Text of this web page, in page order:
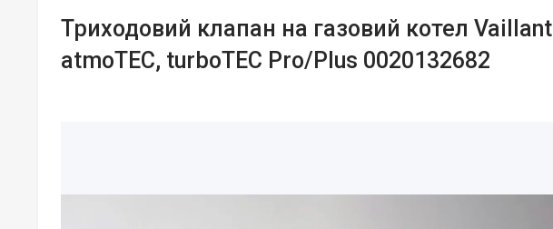
Триходовий клапан на газовий котел Vaillant
atmoTEC, turboTEC Pro/Plus 0020132682